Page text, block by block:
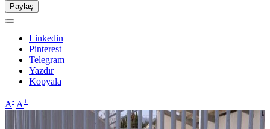
Paylaş
Linkedin
Pinterest
Telegram
Yazdır
Kopyala
A- A+